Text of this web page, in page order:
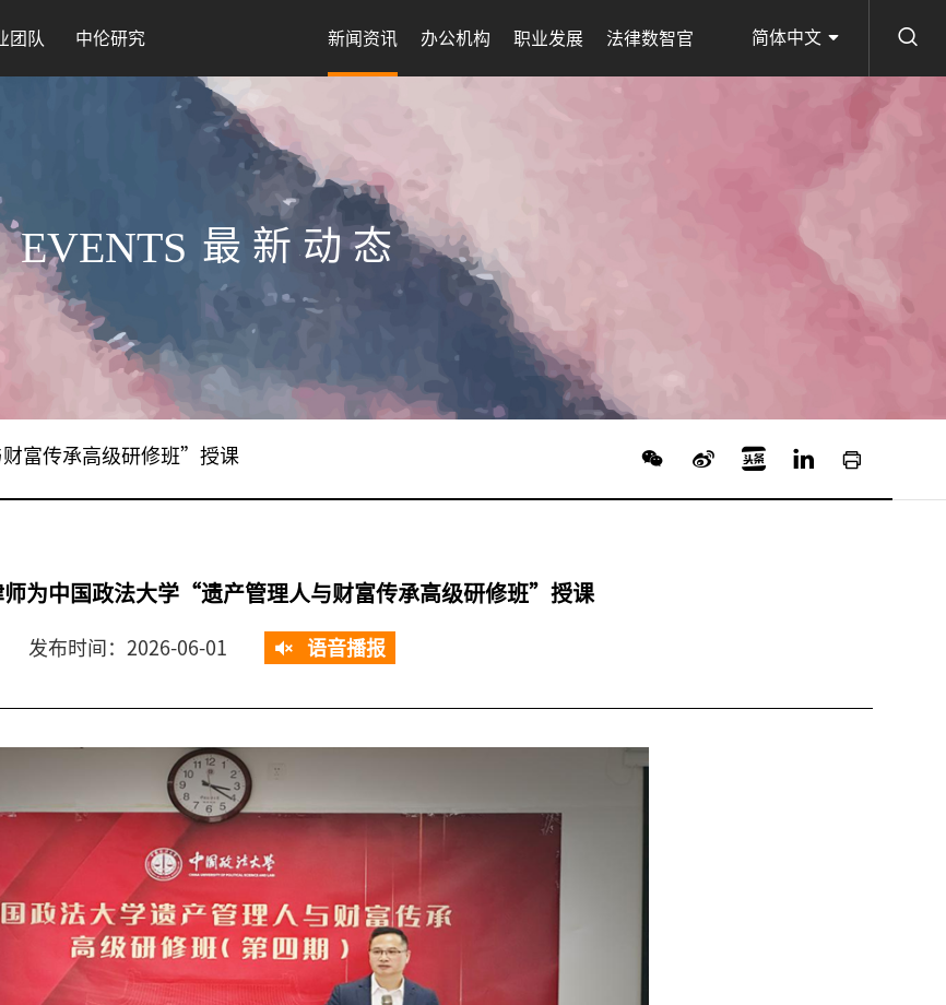
团队 中伦研究 新闻资讯 办公机构 职业发展 法律数智官 简体中文
EVENTS 最新动态
富传承高级研修班”授课
师为中国政法大学“遗产管理人与财富传承高级研修班”授课
发布时间：2026-06-01 语音播报